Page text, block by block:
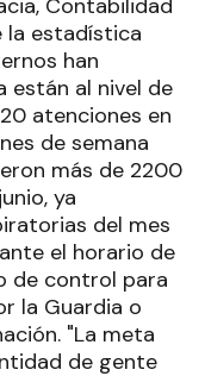
Contabilidad
la estadística
han
están al nivel de
atenciones en
de semana
más de 2200
ya
del mes
el horario de
de control para
la Guardia o
"La meta
de gente